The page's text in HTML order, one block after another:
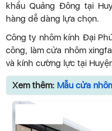
khẩu Quảng Đông tại
hàng dễ dàng lựa chọn.
Công ty nhôm kính Đại
công, làm cửa nhôm
và kính cường lực tại
Xem thêm: Mẫu cửa